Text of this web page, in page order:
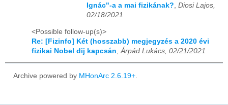
Ignác"-a a mai fizikának? Diosi Lajos,
02/18/2021
<Possible follow-up(s)>
Re: [Fizinfo] Két (hosszabb) megjegyzés a 2020 évi
fizikai Nobel dij kapcsán Árpád Lukács, 02/21/2021
Archive powered by MHonArc 2.6.19+